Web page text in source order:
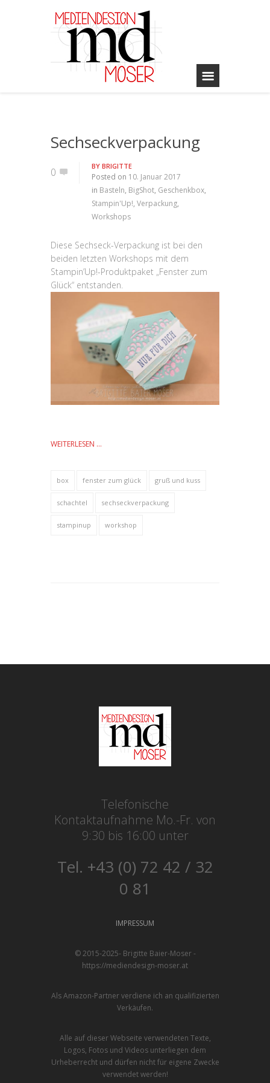
Sechseckverpackung
0 BY BRIGITTE
Posted on 10. Januar 2017
in Basteln, BigShot, Geschenkbox,
Stampin'Up!, Verpackung,
Workshops
Diese Sechseck-Verpackung ist bei den
beiden letzten Workshops mit dem
Stampin’Up!-Produktpaket „Fenster zum
Glück“ entstanden.
WEITERLESEN …
box fenster zum glück gruß und kuss
schachtel sechseckverpackung
stampinup workshop
Telefonische
Kontaktaufnahme Mo.-Fr. von
9:30 bis 16:00 unter
Tel. +43 (0) 72 42 / 32
0 81
IMPRESSUM
© 2015-2025- Brigitte Baier-Moser -
https://mediendesign-moser.at
Als Amazon-Partner verdiene ich an qualifizierten
Verkäufen.
Alle auf dieser Webseite verwendeten Texte,
Logos, Fotos und Videos unterliegen dem
Urheberrecht und dürfen nicht für eigene Zwecke
verwendet werden!